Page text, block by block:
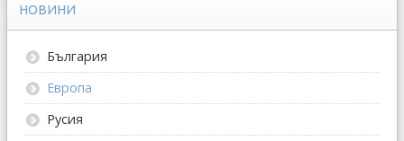
НОВИНИ
България
Европа
Русия